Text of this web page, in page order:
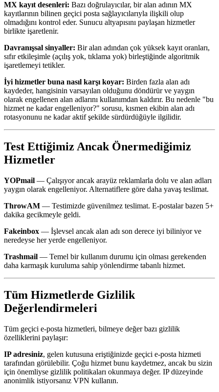
MX kayıt desenleri: Bazı doğrulayıcılar, bir alan adının MX
kayıtlarının bilinen geçici posta sağlayıcılarıyla ilişkili olup
olmadığını kontrol eder. Sunucu altyapısını paylaşan hizmetler
birlikte işaretlenir.
Davranışsal sinyaller: Bir alan adından çok yüksek kayıt oranları,
sıfır etkileşimle (açılış yok, tıklama yok) birleştiğinde algoritmik
işaretlemeyi tetikler.
İyi hizmetler buna nasıl karşı koyar: Birden fazla alan adı
kaydeder, hangisinin varsayılan olduğunu döndürür ve yaygın
olarak engellenen alan adlarını kullanımdan kaldırır. Bu nedenle "bu
hizmet ne kadar engelleniyor?" sorusu, kısmen ekibin alan adı
rotasyonunu ne kadar aktif şekilde sürdürdüğüyle ilgilidir.
Test Ettiğimiz Ancak Önermediğimiz
Hizmetler
YOPmail — Çalışıyor ancak arayüz reklamlarla dolu ve alan adları
yaygın olarak engelleniyor. Alternatiflere göre daha yavaş teslimat.
ThrowAM — Testimizde güvenilmez teslimat. E-postalar bazen 5+
dakika gecikmeyle geldi.
Fakeinbox — İşlevsel ancak alan adı son derece iyi biliniyor ve
neredeyse her yerde engelleniyor.
Trashmail — Temel bir kullanım durumu için olması gerekenden
daha karmaşık kuruluma sahip yönlendirme tabanlı hizmet.
Tüm Hizmetlerde Gizlilik
Değerlendirmeleri
Tüm geçici e-posta hizmetleri, bilmeye değer bazı gizlilik
özelliklerini paylaşır:
IP adresiniz, gelen kutusuna eriştiğinizde geçici e-posta hizmeti
tarafından görülebilir. Çoğu hizmet bunu kaydetmez, ancak bu sizin
için önemliyse gizlilik politikaları okunmaya değer. IP düzeyinde
anonimlik istiyorsanız VPN kullanın.